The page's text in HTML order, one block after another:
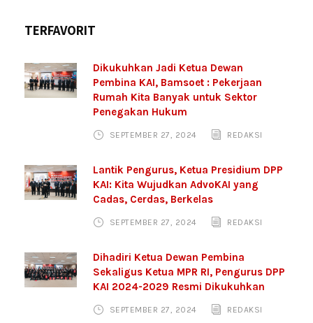
TERFAVORIT
Dikukuhkan Jadi Ketua Dewan
Pembina KAI, Bamsoet : Pekerjaan
Rumah Kita Banyak untuk Sektor
Penegakan Hukum
SEPTEMBER 27, 2024 REDAKSI
Lantik Pengurus, Ketua Presidium DPP
KAI: Kita Wujudkan AdvoKAI yang
Cadas, Cerdas, Berkelas
SEPTEMBER 27, 2024 REDAKSI
Dihadiri Ketua Dewan Pembina
Sekaligus Ketua MPR RI, Pengurus DPP
KAI 2024-2029 Resmi Dikukuhkan
SEPTEMBER 27, 2024 REDAKSI